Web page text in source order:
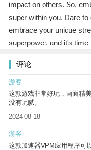
impact on others. So,
super within you. Dare
embrace your unique
superpower, and it's time
评论
游客
这款游戏非常好玩，画面精
没有玩腻。
2024-08-18
游客
这款加速器VPM应用程序可